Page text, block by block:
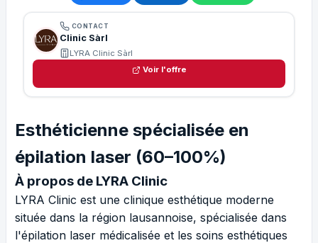
CONTACT
Clinic Sàrl
LYRA Clinic Sàrl
Voir l'offre
Esthéticienne spécialisée en
épilation laser (60–100%)
À propos de LYRA Clinic
LYRA Clinic est une clinique esthétique moderne
située dans la région lausannoise, spécialisée dans
l'épilation laser médicalisée et les soins esthétiques